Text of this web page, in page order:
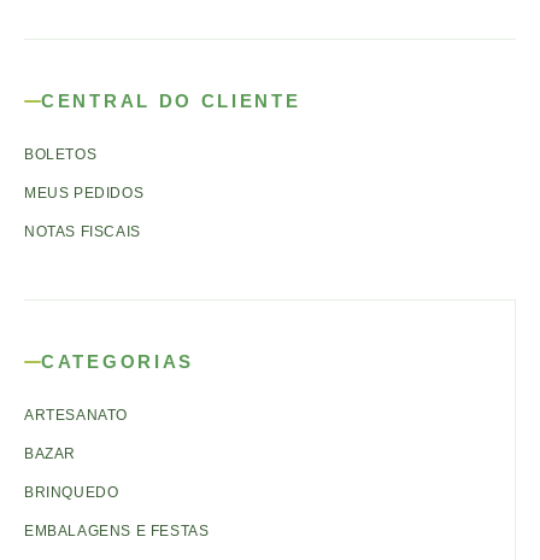
CENTRAL DO CLIENTE
BOLETOS
MEUS PEDIDOS
NOTAS FISCAIS
CATEGORIAS
ARTESANATO
BAZAR
BRINQUEDO
EMBALAGENS E FESTAS